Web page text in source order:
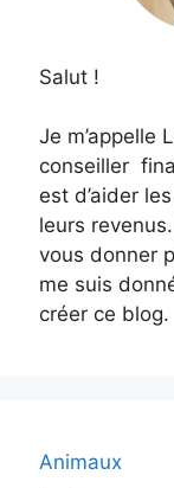
Salut !
Je m’appelle
conseiller
est d’aider
leurs
vous donner
me suis
créer ce blog.
Animaux